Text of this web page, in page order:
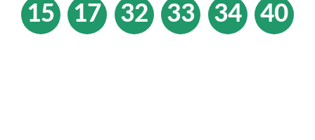
15 17 32 33 34 40